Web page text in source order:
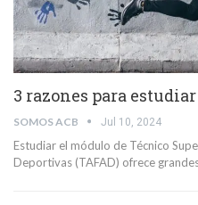
3 razones para estudiar
SOMOS ACB Jul 10, 2024
Estudiar el módulo de Técnico
Deportivas (TAFAD) ofrece